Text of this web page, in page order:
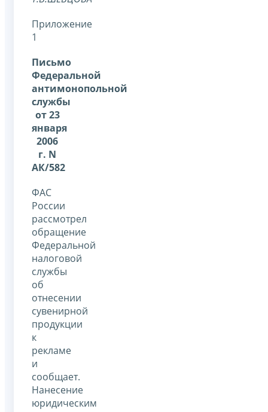
Приложение
1
Письмо
Федеральной
антимонопольной
службы
от 23
января
2006
г. N
АК/582
ФАС
России
рассмотрел
обращение
Федеральной
налоговой
службы
об
отнесении
сувенирной
продукции
к
рекламе
и
сообщает.
Нанесение
юридическим